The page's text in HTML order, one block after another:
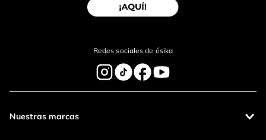
Redes sociales de ésika
Nuestras marcas